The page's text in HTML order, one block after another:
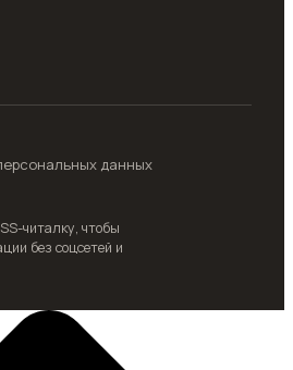
данных
читалку, чтобы
без соцсетей и